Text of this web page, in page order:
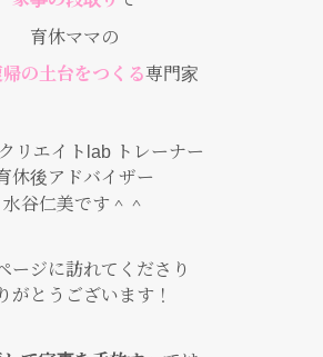
育休ママの
の土台をつくる専門家
リエイトlab トレーナー
休後アドバイザー
水谷仁美です＾＾
ージに訪れてくださり
がとうございます！